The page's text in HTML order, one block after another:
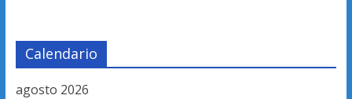
Calendario
agosto 2026